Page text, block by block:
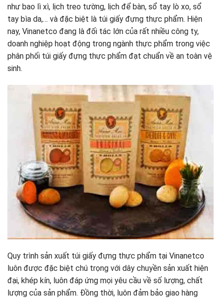
như bao lì xì, lịch treo tường, lịch để bàn, sổ tay lò xo, sổ
tay bìa da,… và đặc biệt là túi giấy đựng thực phẩm. Hiện
nay, Vinanetco đang là đối tác lớn của rất nhiều công ty,
doanh nghiệp hoạt động trong ngành thực phẩm trong việc
phân phối túi giấy đựng thực phẩm đạt chuẩn về an toàn vệ
sinh.
Quy trình sản xuất túi giấy đựng thực phẩm tại Vinanetco
luôn được đặc biệt chú trọng với dây chuyền sản xuất hiện
đại, khép kín, luôn đáp ứng mọi yêu cầu về số lượng, chất
lượng của sản phẩm. Đồng thời, luôn đảm bảo giao hàng